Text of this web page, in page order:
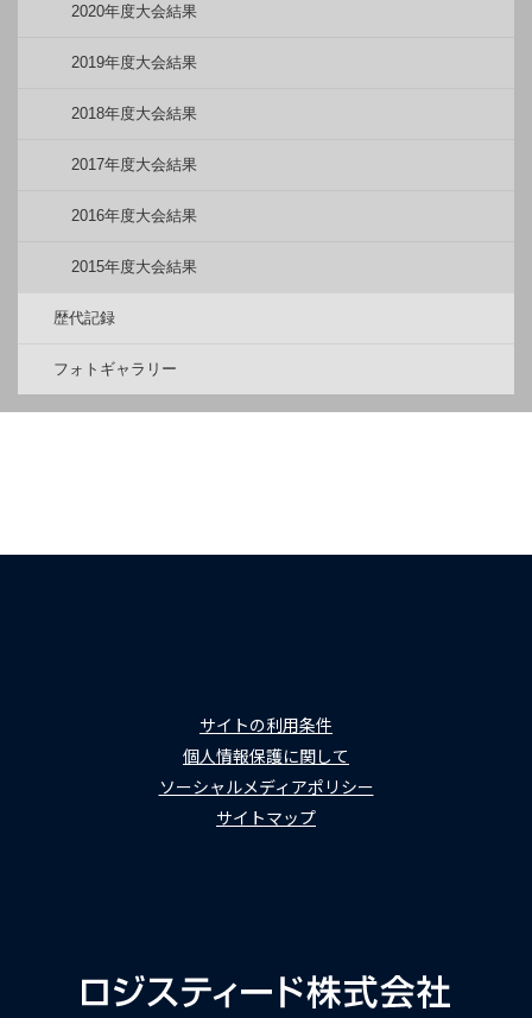
2020年度大会結果
2019年度大会結果
2018年度大会結果
2017年度大会結果
2016年度大会結果
2015年度大会結果
歴代記録
フォトギャラリー
サイトの利用条件
個人情報保護に関して
ソーシャルメディアポリシー
サイトマップ